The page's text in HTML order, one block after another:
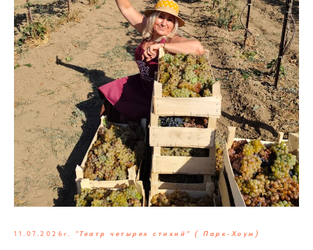
11.07.2026г. "Театр четырех стихий" ( Парк-Хоум)